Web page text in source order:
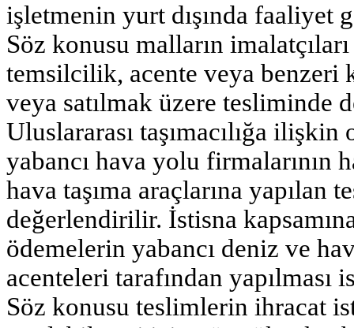
işletmenin yurt dışında faaliyet
Söz konusu malların
temsilcilik, acente veya benzeri
veya satılmak üzere tesliminde
Uluslararası taşımacılığa
yabancı hava yolu firmalarının
hava taşıma araçlarına
değerlendirilir. İstisna
ödemelerin yabancı deniz ve
acenteleri tarafından yapılması
Söz konusu teslimlerin ihracat